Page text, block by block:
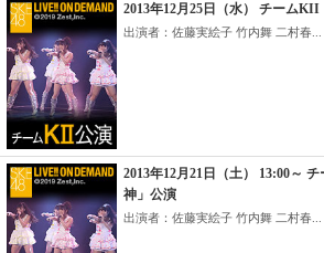
2013年12月25日（水） チーム
出演者：佐藤実絵子 竹内舞 二村春...
2013年12月21日（土） 13:00～
神」公演
出演者：佐藤実絵子 竹内舞 二村春...